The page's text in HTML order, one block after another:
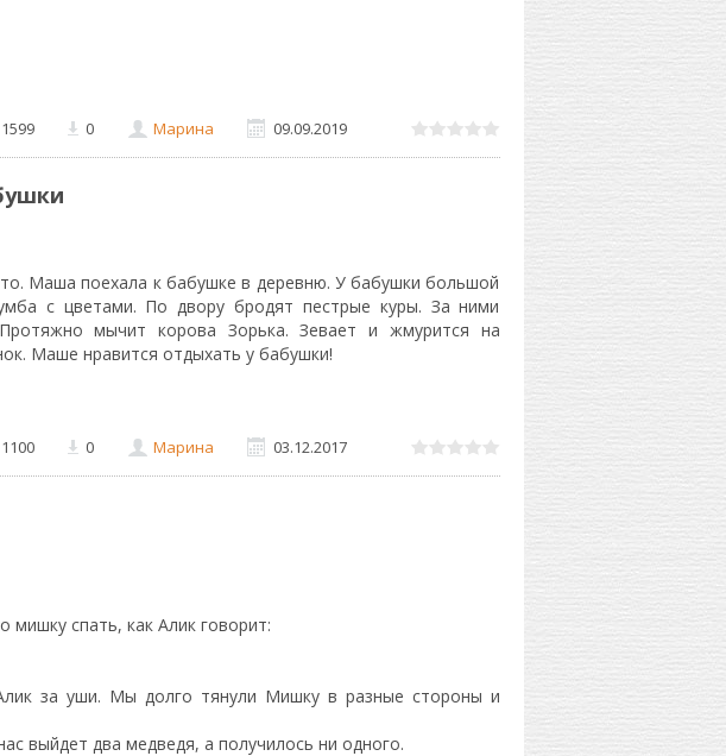
1599 0 Марина 09.09.2019
Маша поехала к бабушке в деревню. У бабушки большой
с цветами. По двору бродят пестрые куры. За ними
мычит корова Зорька. Зевает и жмурится на
Маше нравится отдыхать у бабушки!
1100 0 Марина 03.12.2017
спать, как Алик говорит:
за уши. Мы долго тянули Мишку в разные стороны и
выйдет два медведя, а получилось ни одного.